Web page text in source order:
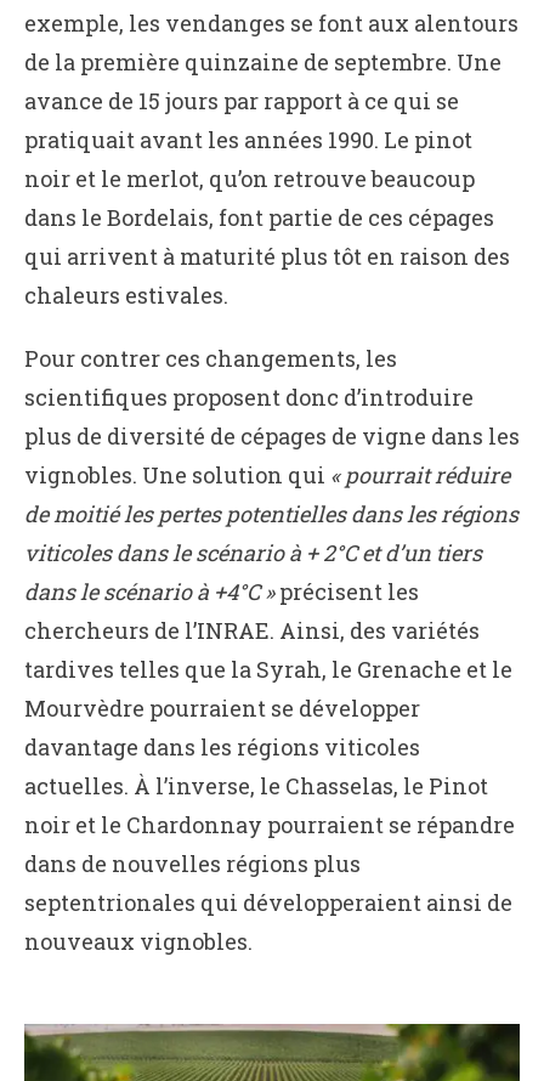
exemple, les vendanges se font aux alentours
de la première quinzaine de septembre. Une
avance de 15 jours par rapport à ce qui se
pratiquait avant les années 1990. Le pinot
noir et le merlot, qu’on retrouve beaucoup
dans le Bordelais, font partie de ces cépages
qui arrivent à maturité plus tôt en raison des
chaleurs estivales.
Pour contrer ces changements, les
scientifiques proposent donc d’introduire
plus de diversité de cépages de vigne dans les
vignobles. Une solution qui « pourrait réduire
de moitié les pertes potentielles dans les régions
viticoles dans le scénario à + 2°C et d’un tiers
dans le scénario à +4°C »précisent les
chercheurs de l’INRAE. Ainsi, des variétés
tardives telles que la Syrah, le Grenache et le
Mourvèdre pourraient se développer
davantage dans les régions viticoles
actuelles. À l’inverse, le Chasselas, le Pinot
noir et le Chardonnay pourraient se répandre
dans de nouvelles régions plus
septentrionales qui développeraient ainsi de
nouveaux vignobles.